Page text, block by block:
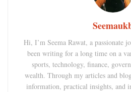
Hi, I’m Seema Rawat, a passionate
been writing for a long time on a
sports, technology, finance,
wealth. Through my articles and
information, practical insights, and